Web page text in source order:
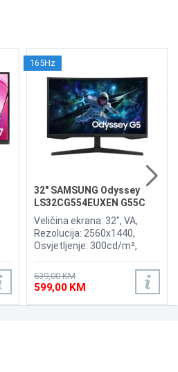
165Hz
32" SAMSUNG Odyssey
LS32CG554EUXEN G55C
165Hz Gaming Curved
Display
Veličina ekrana: 32", VA,
Rezolucija: 2560x1440,
Osvjetljenje: 300cd/m²,
Osvježenje: 165Hz, HDR10,
AMD FreeSync Premium
Pro, 1000R Curvature,
Priključci: HDMI, DisplayPort
639,00 KM
599,00 KM